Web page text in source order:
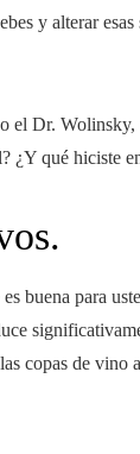
y alterar
el Dr.
¿Y qué hiciste
buena para
copas de vino